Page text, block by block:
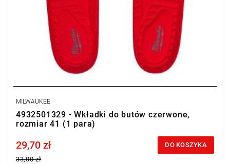
MILWAUKEE
4932501329 - Wkładki do butów czerwone,
rozmiar 41 (1 para)
Price tax included
29,70 zł
33,00 zł
DO KOSZYKA